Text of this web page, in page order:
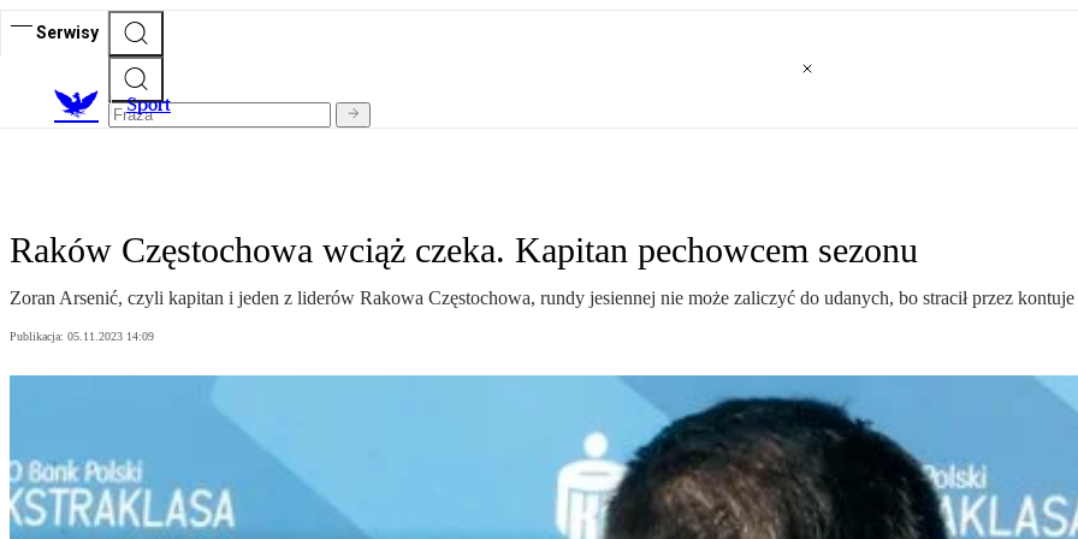
Serwisy
Sport
Raków Częstochowa wciąż czeka. Kapitan pechowcem sezonu
Zoran Arsenić, czyli kapitan i jeden z liderów Rakowa Częstochowa, rundy jesiennej nie może zaliczyć do udanych, bo stracił przez kontuje
Publikacja: 05.11.2023 14:09